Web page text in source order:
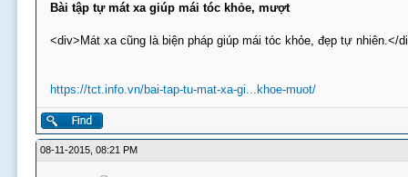
Bài tập tự mát xa giúp mái tóc khỏe, mượt
<div>Mát xa cũng là biện pháp giúp mái tóc khỏe, đẹp tự nhiên.</
https://tct.info.vn/bai-tap-tu-mat-xa-gi...khoe-muot/
08-11-2015, 08:21 PM